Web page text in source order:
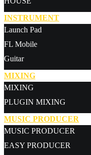
INSTRUMENT
Launch Pad
FL Mobile
Guitar
MIXING
MIXING
PLUGIN MIXING
MUSIC PRODUCER
MUSIC PRODUCER
EASY PRODUCER